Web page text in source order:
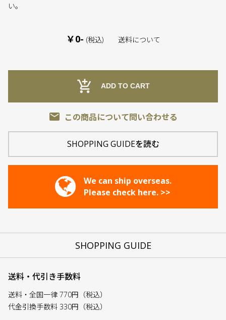
い。
￥0- (税込) 送料について
add_shopping_cart ADD TO CART
email この商品について問い合わせる
SHOPPING GUIDEを読む
We can ship overseas.
Please check here. >>
SHOPPING GUIDE
送料・代引き手数料
送料・全国一律 770円（税込）
代金引換手数料 330円（税込）